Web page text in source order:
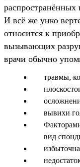
распространённых
И всё же унко
относится к
вызывающих
врачи обычно
травмы,
вывихи
вид